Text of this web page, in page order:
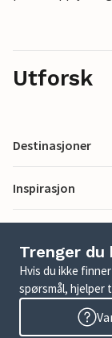
Utforsk
Destinasjoner
Inspirasjon
Trenger du
Hvis du ikke
spørsmål, hjelper